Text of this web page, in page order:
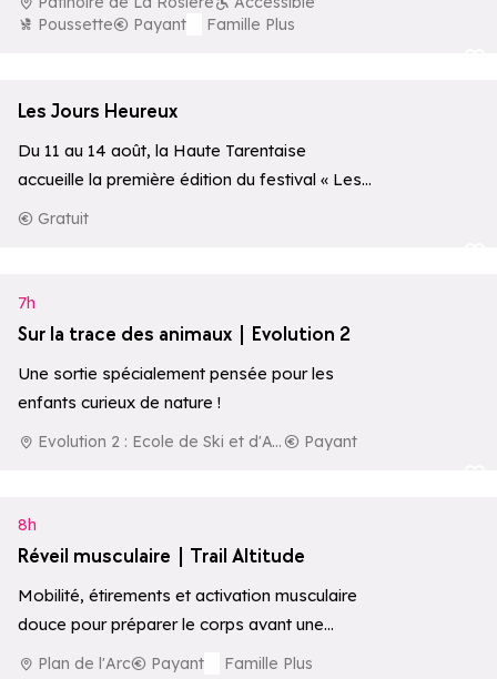
Poussette
Payant
Famille Plus
Les Jours Heureux
Du 11 au 14 août, la Haute Tarentaise
accueille la première édition du festival « Les
Jours Heureux », un…
Gratuit
7h
Sur la trace des animaux | Evolution 2
Une sortie spécialement pensée pour les
enfants curieux de nature !
Evolution 2 : Ecole de Ski et d'Aventure
Payant
8h
Réveil musculaire | Trail Altitude
Mobilité, étirements et activation musculaire
douce pour préparer le corps avant une
journée active en montagne.
Plan de l'Arc Payant
Famille Plus